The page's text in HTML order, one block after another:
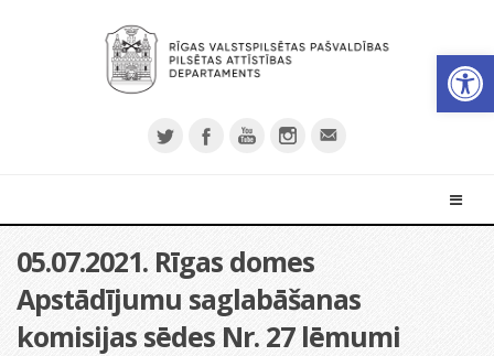
05.07.2021. Rīgas domes
Apstādījumu saglabāšanas
komisijas sēdes Nr. 27 lēmumi